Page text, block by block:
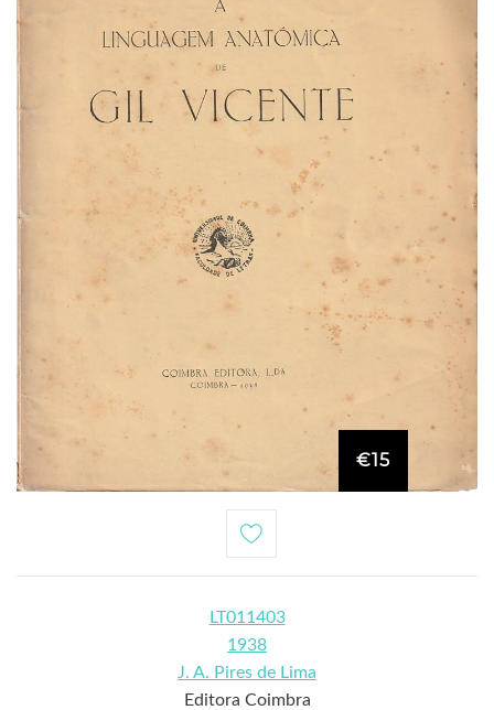
€15
LT011403
1938
J. A. Pires de Lima
Editora Coimbra